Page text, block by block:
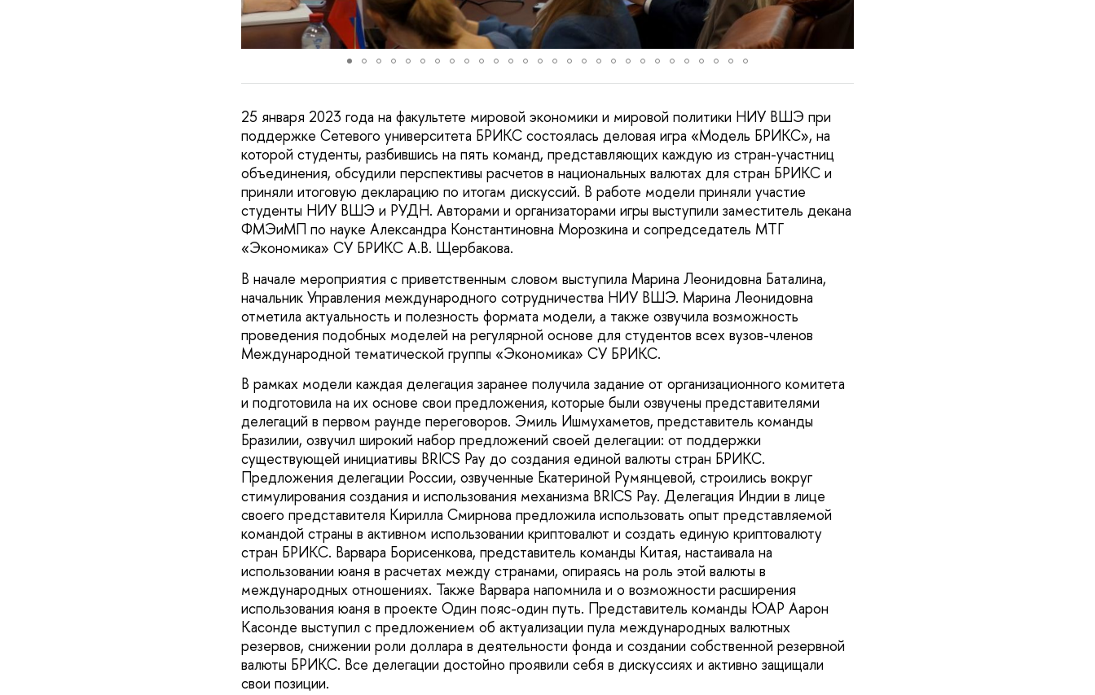
25 января 2023 года на факультете мировой экономики и мировой политики НИУ ВШЭ при
поддержке Сетевого университета БРИКС состоялась деловая игра «Модель БРИКС», на
которой студенты, разбившись на пять команд, представляющих каждую из стран-участниц
объединения, обсудили перспективы расчетов в национальных валютах для стран БРИКС и
приняли итоговую декларацию по итогам дискуссий. В работе модели приняли участие
студенты НИУ ВШЭ и РУДН. Авторами и организаторами игры выступили заместитель декана
ФМЭиМП по науке Александра Константиновна Морозкина и сопредседатель МТГ
«Экономика» СУ БРИКС А.В. Щербакова.
В начале мероприятия с приветственным словом выступила Марина Леонидовна Баталина,
начальник Управления международного сотрудничества НИУ ВШЭ. Марина Леонидовна
отметила актуальность и полезность формата модели, а также озвучила возможность
проведения подобных моделей на регулярной основе для студентов всех вузов-членов
Международной тематической группы «Экономика» СУ БРИКС.
В рамках модели каждая делегация заранее получила задание от организационного комитета
и подготовила на их основе свои предложения, которые были озвучены представителями
делегаций в первом раунде переговоров. Эмиль Ишмухаметов, представитель команды
Бразилии, озвучил широкий набор предложений своей делегации: от поддержки
существующей инициативы BRICS Pay до создания единой валюты стран БРИКС.
Предложения делегации России, озвученные Екатериной Румянцевой, строились вокруг
стимулирования создания и использования механизма BRICS Pay. Делегация Индии в лице
своего представителя Кирилла Смирнова предложила использовать опыт представляемой
командой страны в активном использовании криптовалют и создать единую криптовалюту
стран БРИКС. Варвара Борисенкова, представитель команды Китая, настаивала на
использовании юаня в расчетах между странами, опираясь на роль этой валюты в
международных отношениях. Также Варвара напомнила и о возможности расширения
использования юаня в проекте Один пояс-один путь. Представитель команды ЮАР Аарон
Касонде выступил с предложением об актуализации пула международных валютных
резервов, снижении роли доллара в деятельности фонда и создании собственной резервной
валюты БРИКС. Все делегации достойно проявили себя в дискуссиях и активно защищали
свои позиции.